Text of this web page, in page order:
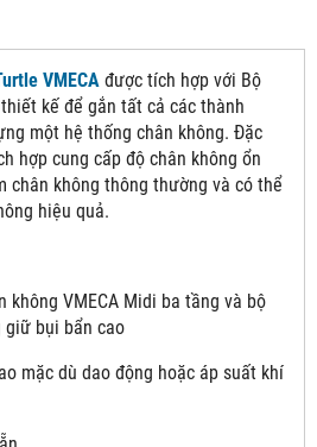
VMECA được tích hợp với Bộ
kế để gắn tất cả các thành
một hệ thống chân không. Đặc
hợp cung cấp độ chân không ổn
chân không thông thường và có thể
hiệu quả.
không VMECA Midi ba tầng và bộ
giữ bụi bẩn cao
mặc dù dao động hoặc áp suất khí